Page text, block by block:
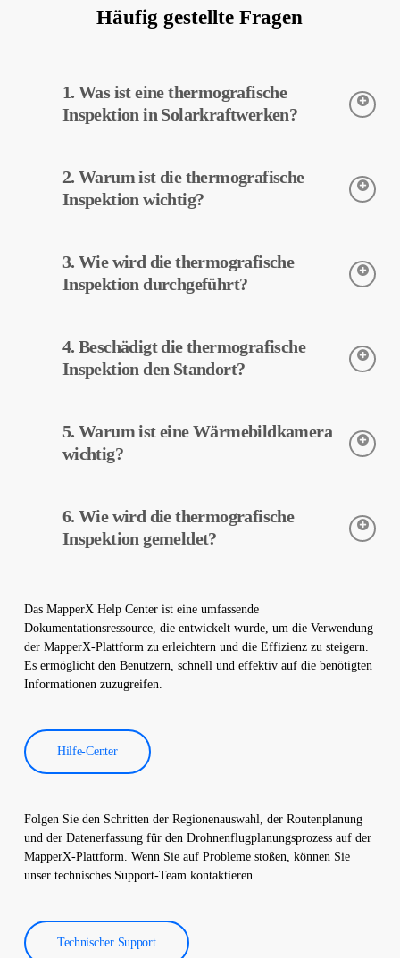
Häufig gestellte Fragen
1. Was ist eine thermografische
Inspektion in Solarkraftwerken?
der Temperaturen von Geräten in Solarkraftwerken. Diese
Inspektion ermöglicht eine frühzeitige Erkennung potenzieller
2. Warum ist die thermografische
Inspektion wichtig?
Geräte in Solarkraftwerken bei. Eine frühzeitige
Fehlererkennung und vorbeugende Wartung können die
3. Wie wird die thermografische
Inspektion durchgeführt?
durchgeführt. Die Kameras erfassen die Temperaturen der
Geräte, und diese Daten werden von MapperX verarbeitet und
4. Beschädigt die thermografische
Inspektion den Standort?
und wird ohne physische Veränderungen an Ihrem Werk
durchgeführt. Es beschädigt Ihren Standort nicht und hilft, den
5. Warum ist eine Wärmebildkamera
wichtig?
von Geräten in Solarkraftwerken genau zu erfassen. Diese
Kameras helfen bei der frühzeitigen Fehlererkennung und
6. Wie wird die thermografische
Inspektion gemeldet?
Software verarbeitet und es wird ein umfassender Bericht
erstellt. Diese Berichte werden verwendet, um die Effizienz von
Solarkraftwerken zu verbessern und die Betriebskosten zu
senken.
Das MapperX Help Center ist eine umfassende
Dokumentationsressource, die entwickelt wurde, um die Verwendung
der MapperX-Plattform zu erleichtern und die Effizienz zu steigern.
Es ermöglicht den Benutzern, schnell und effektiv auf die benötigten
Informationen zuzugreifen.
Hilfe-Center
Folgen Sie den Schritten der Regionenauswahl, der Routenplanung
und der Datenerfassung für den Drohnenflugplanungsprozess auf der
MapperX-Plattform. Wenn Sie auf Probleme stoßen, können Sie
unser technisches Support-Team kontaktieren.
Technischer Support